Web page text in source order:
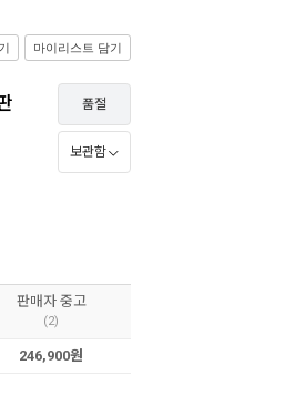
마이리스트 담기
품절
보관함
판매자 중고
(2)
246,900원